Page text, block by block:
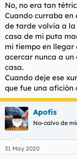
No, no era tan
Cuando curraba en
de tarde volvía a la
casa de mi puta
mi tiempo en llegar
acercar nunca a un
casa.
Cuando deje ese
que fue una afición
Apofis
No-calvo de
31 May 2020